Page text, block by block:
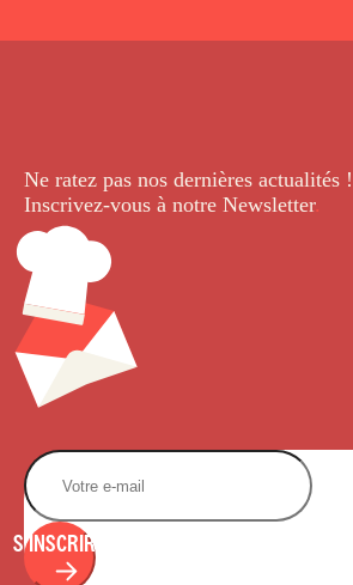
Ne ratez pas nos dernières actualités !
Inscrivez-vous à notre Newsletter.
S'INSCRIRE